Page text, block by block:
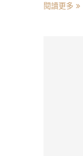
閱讀更多